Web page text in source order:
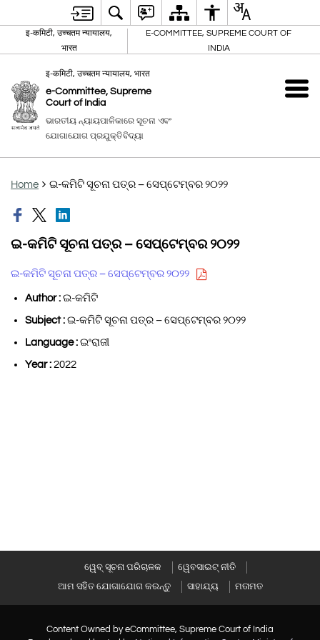
इ-कमिटी, उच्चतम न्यायालय,
भारत
E-COMMITTEE, SUPREME COURT OF
INDIA
इ-कमिटी, उच्चतम न्यायालय, भारत
e-Committee, Supreme
Court of India
ଭାରତୀୟ ନ୍ୟାୟପାଳିକାରେ ସୂଚନା ଏବଂ
ଯୋଗାଯୋଗ ପ୍ରଯୁକ୍ତିବିଦ୍ୟା
Home ଇ-କମିଟି ସୂଚନା ପତ୍ର – ସେପ୍ଟେମ୍ବର ୨୦୨୨
ଇ-କମିଟି ସୂଚନା ପତ୍ର – ସେପ୍ଟେମ୍ବର ୨୦୨୨
ଇ-କମିଟି ସୂଚନା ପତ୍ର – ସେପ୍ଟେମ୍ବର ୨୦୨୨
Author : ଇ-କମିଟି
Subject : ଇ-କମିଟି ସୂଚନା ପତ୍ର – ସେପ୍ଟେମ୍ବର ୨୦୨୨
Language : ଇଂରାଜୀ
Year : 2022
ୱେବ୍ ସୂଚନା ପରିଚାଳକ
ୱେବସାଇଟ୍ ନୀତି
ଆମ ସହିତ ଯୋଗାଯୋଗ କରନ୍ତୁ
ସାହାଯ୍ୟ ମତାମତ
Content Owned by eCommittee, Supreme Court of India